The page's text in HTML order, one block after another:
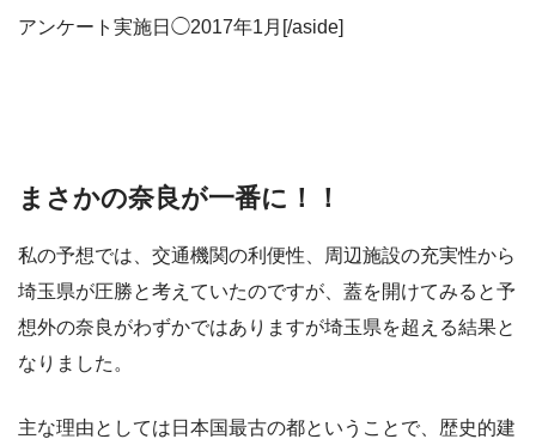
アンケート実施日◯2017年1月[/aside]
まさかの奈良が一番に！！
私の予想では、交通機関の利便性、周辺施設の充実性から
埼玉県が圧勝と考えていたのですが、蓋を開けてみると予
想外の奈良がわずかではありますが埼玉県を超える結果と
なりました。
主な理由としては日本国最古の都ということで、歴史的建